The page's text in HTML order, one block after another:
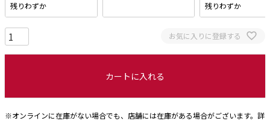
残りわずか 残りわずか
お気に入りに登録する
カートに入れる
※オンラインに在庫がない場合でも、店舗には在庫がある場合がございます。詳